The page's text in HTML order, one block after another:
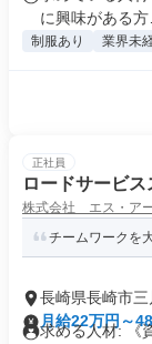
に興味がある
制服あり 業界未
正社員
ロードサービス
株式会社 エス・ア
チームワークを
長崎県長崎市三
月給22万円～
求める人材: 《